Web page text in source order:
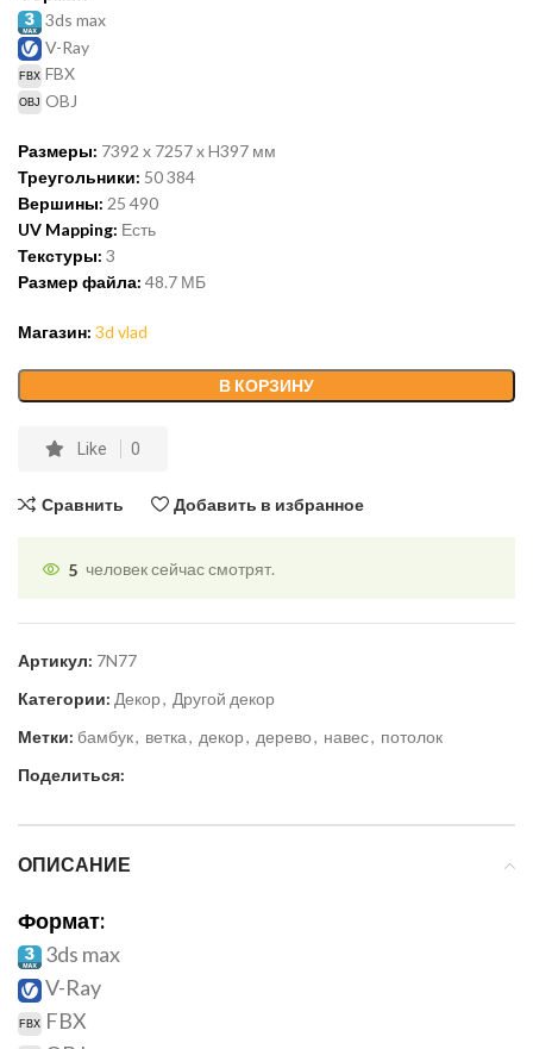
3ds max
V-Ray
FBX
OBJ
Размеры: 7392 x 7257 x H397 мм
Треугольники: 50 384
Вершины: 25 490
UV Mapping: Есть
Текстуры: 3
Размер файла: 48.7 МБ
Магазин: 3d vlad
В КОРЗИНУ
Like 0
Сравнить Добавить в избранное
5 человек сейчас смотрят.
Артикул: 7N77
Категории: Декор, Другой декор
Метки: бамбук, ветка, декор, дерево, навес, потолок
Поделиться:
ОПИСАНИЕ
Формат:
3ds max
V-Ray
FBX